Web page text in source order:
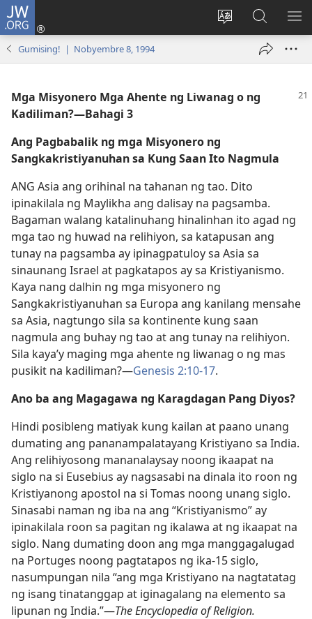
JW.ORG
Baguhin
site
Mag-
log
na
bagong
sa
JW.ORG
Gumising! | Nobyembre 8, 1994
Mga Misyonero Mga Ahente ng Liwanag o ng
Kadiliman?—Bahagi 3
Ang Pagbabalik ng mga Misyonero ng
Sangkakristiyanuhan sa Kung Saan Ito Nagmula
ANG Asia ang orihinal na tahanan ng tao. Dito
ipinakilala ng Maylikha ang dalisay na pagsamba.
Bagaman walang katalinuhang hinalinhan ito agad ng
mga tao ng huwad na relihiyon, sa katapusan ang
tunay na pagsamba ay ipinagpatuloy sa Asia sa
sinaunang Israel at pagkatapos ay sa Kristiyanismo.
Kaya nang dalhin ng mga misyonero ng
Sangkakristiyanuhan sa Europa ang kanilang mensahe
sa Asia, nagtungo sila sa kontinente kung saan
nagmula ang buhay ng tao at ang tunay na relihiyon.
Sila kaya’y maging mga ahente ng liwanag o ng mas
pusikit na kadiliman?​—Genesis 2:10-17.
Ano ba ang Magagawa ng Karagdagan Pang Diyos?
Hindi posibleng matiyak kung kailan at paano unang
dumating ang pananampalatayang Kristiyano sa India.
Ang relihiyosong mananalaysay noong ikaapat na
siglo na si Eusebius ay nagsasabi na dinala ito roon ng
Kristiyanong apostol na si Tomas noong unang siglo.
Sinasabi naman ng iba na ang “Kristiyanismo” ay
ipinakilala roon sa pagitan ng ikalawa at ng ikaapat na
siglo. Nang dumating doon ang mga manggagalugad
na Portuges noong pagtatapos ng ika-15 siglo,
nasumpungan nila “ang mga Kristiyano na nagtatatag
ng isang tinatanggap at iginagalang na elemento sa
lipunan ng India.”​—The Encyclopedia of Religion.